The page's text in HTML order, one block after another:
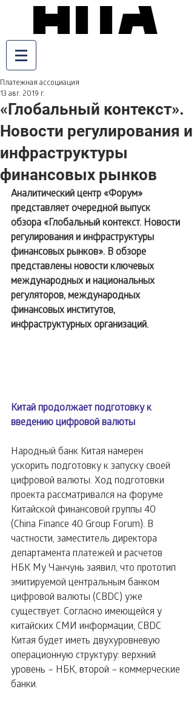
«Глобальный контекст».
Новости регулирования и
инфраструктуры
финансовых рынков
Платежная ассоциация
13 авг. 2019 г.
Аналитический центр «Форум»
представляет очередной выпуск
обзора «Глобальный контекст. Новости
регулирования и инфраструктуры
финансовых рынков». В обзоре
представлены новости ключевых
международных и национальных
регуляторов, международных
финансовых институтов,
инфраструктурных организаций.
Китай продолжает подготовку к
введению цифровой валюты
Народный банк Китая намерен
ускорить подготовку к запуску своей
цифровой валюты. Ход подготовки
проекта рассматривался на форуме
Китайской финансовой группы 40
(China Finance 40 Group Forum). В
частности, заместитель директора
департамента платежей и расчетов
НБК Му Чанчунь заявил, что прототип
эмитируемой центральным банком
цифровой валюты (CBDC) уже
существует. Согласно имеющейся у
китайских СМИ информации, CBDC
Китая будет иметь двухуровневую
операционную структуру: верхний
уровень – НБК, второй – коммерческие
банки.